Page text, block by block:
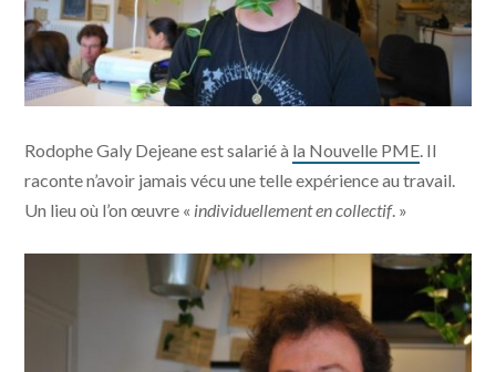
Rodophe Galy Dejeane est salarié à la Nouvelle PME. Il
raconte n’avoir jamais vécu une telle expérience au travail.
Un lieu où l’on œuvre « individuellement en collectif. »